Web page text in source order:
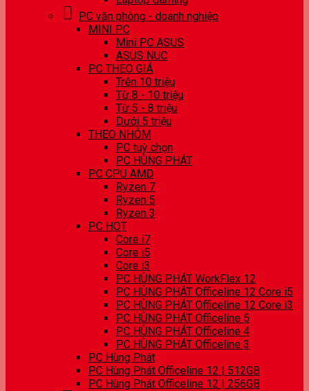
PC văn phòng - doanh nghiệp
MINI PC
Mini PC ASUS
ASUS NUC
PC THEO GIÁ
Trên 10 triệu
Từ 8 - 10 triệu
Từ 5 - 8 triệu
Dưới 5 triệu
THEO NHÓM
PC tuỳ chọn
PC HÙNG PHÁT
PC CPU AMD
Ryzen 7
Ryzen 5
Ryzen 3
PC HOT
Core i7
Core i5
Core i3
PC HÙNG PHÁT WorkFlex 12
PC HÙNG PHÁT Officeline 12 Core i5
PC HÙNG PHÁT Officeline 12 Core i3
PC HÙNG PHÁT Officeline 5
PC HÙNG PHÁT Officeline 4
PC HÙNG PHÁT Officeline 3
PC Hùng Phát
PC Hùng Phát Officeline 12 | 512GB
PC Hùng Phát Officeline 12 | 256GB